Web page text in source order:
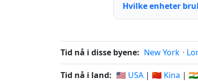
Hvilke enheter
Tid nå i disse byene: New York ·
Tid nå i land: 🇺🇸 USA | 🇨🇳 Kina |